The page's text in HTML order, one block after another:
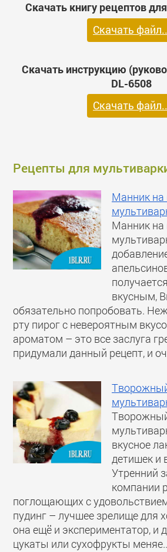
Скачать книгу рецептов
Скачать
Скачать инструкцию
DL-6508
Скачать
Рецепты для
Манник на
Манник на
вкусным,
обязательно попробовать.
рту пирог с невероятным
ароматом – это все заслуга
придумали данный рецепт, и
вкусное
детишек и
Утренний
компании
поглощающих с
пудинг – лучшее зрелище для
она ещё и экспериментатор, и
цукаты или сухофрукты